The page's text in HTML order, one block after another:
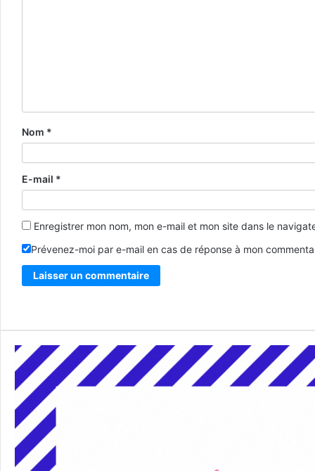
Nom *
E-mail *
Enregistrer mon nom, mon e-mail et mon site dans le
Prévenez-moi par e-mail en cas de réponse à mon